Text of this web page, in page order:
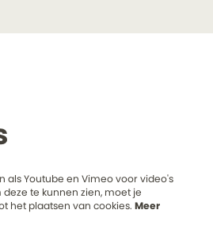
als Youtube en Vimeo voor video's
te kunnen zien, moet je
het plaatsen van cookies. Meer